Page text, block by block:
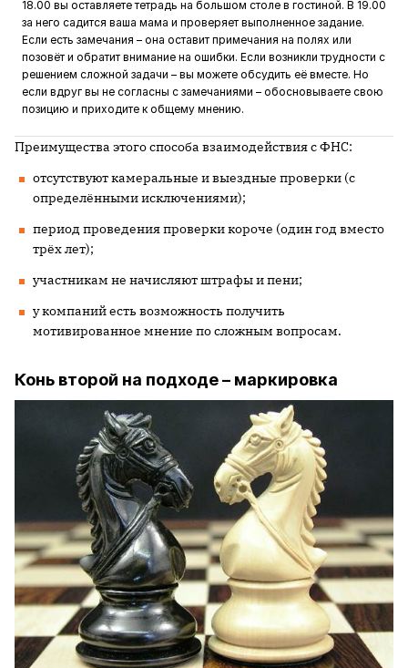
18.00 вы оставляете тетрадь на большом столе в гостиной. В 19.00
за него садится ваша мама и проверяет выполненное задание.
Если есть замечания – она оставит примечания на полях или
позовёт и обратит внимание на ошибки. Если возникли трудности с
решением сложной задачи – вы можете обсудить её вместе. Но
если вдруг вы не согласны с замечаниями – обосновываете свою
позицию и приходите к общему мнению.
Преимущества этого способа взаимодействия с ФНС:
отсутствуют камеральные и выездные проверки (с
определёнными исключениями);
период проведения проверки короче (один год вместо
трёх лет);
участникам не начисляют штрафы и пени;
у компаний есть возможность получить
мотивированное мнение по сложным вопросам.
Конь второй на подходе – маркировка